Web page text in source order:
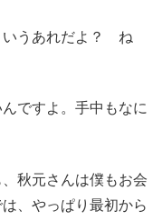
いうあれだよ？ ね
ですよ。手中もなに
秋元さんは僕もお会
、やっぱり最初から